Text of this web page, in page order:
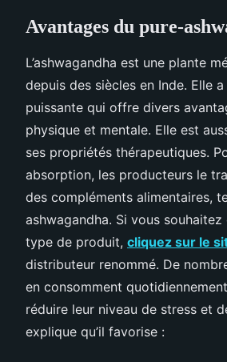
Avantages du pure-
L’ashwagandha est une plante
depuis des siècles en Inde. Elle
puissante qui offre divers
physique et mentale. Elle est
ses propriétés thérapeutiques.
absorption, les producteurs le
des compléments alimentaires,
ashwagandha. Si vous
type de produit, cliquez sur le
distributeur renommé. De
en consomment
réduire leur niveau de stress et
explique qu’il favorise :